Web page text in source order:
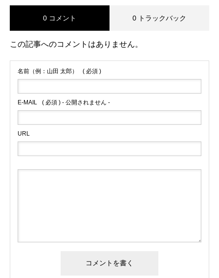
0 コメント 0 トラックバック
この記事へのコメントはありません。
名前（例：山田 太郎） ( 必須 )
E-MAIL ( 必須 ) - 公開されません -
URL